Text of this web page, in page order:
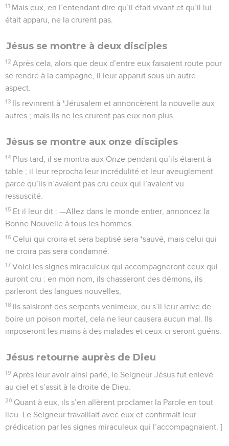
11 Mais eux, en l’entendant dire qu’il était vivant et qu’il lui
était apparu, ne la crurent pas.
Jésus se montre à deux disciples
12 Après cela, alors que deux d’entre eux faisaient route pour
se rendre à la campagne, il leur apparut sous un autre
aspect.
13 Ils revinrent à *Jérusalem et annoncèrent la nouvelle aux
autres ; mais ils ne les crurent pas eux non plus.
Jésus se montre aux onze disciples
14 Plus tard, il se montra aux Onze pendant qu’ils étaient à
table ; il leur reprocha leur incrédulité et leur aveuglement
parce qu’ils n’avaient pas cru ceux qui l’avaient vu
ressuscité.
15 Et il leur dit : —Allez dans le monde entier, annoncez la
Bonne Nouvelle à tous les hommes.
16 Celui qui croira et sera baptisé sera *sauvé, mais celui qui
ne croira pas sera condamné.
17 Voici les signes miraculeux qui accompagneront ceux qui
auront cru : en mon nom, ils chasseront des démons, ils
parleront des langues nouvelles,
18 ils saisiront des serpents venimeux, ou s’il leur arrive de
boire un poison mortel, cela ne leur causera aucun mal. Ils
imposeront les mains à des malades et ceux-ci seront guéris.
Jésus retourne auprès de Dieu
19 Après leur avoir ainsi parlé, le Seigneur Jésus fut enlevé
au ciel et s’assit à la droite de Dieu.
20 Quant à eux, ils s’en allèrent proclamer la Parole en tout
lieu. Le Seigneur travaillait avec eux et confirmait leur
prédication par les signes miraculeux qui l’accompagnaient. ]